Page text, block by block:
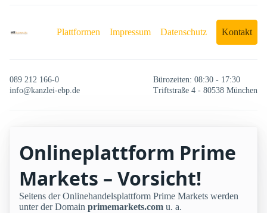
Plattformen Impressum Datenschutz Kontakt
089 212 166-0
info@kanzlei-ebp.de
Bürozeiten: 08:30 - 17:30
Triftstraße 4 - 80538 München
Onlineplattform Prime
Markets – Vorsicht!
Seitens der Onlinehandelsplattform Prime Markets werden
unter der Domain primemarkets.com u. a.